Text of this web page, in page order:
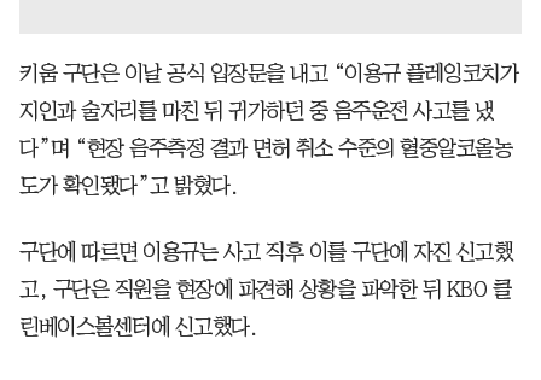
키움 구단은 이날 공식 입장문을 내고 “이용규 플레잉코치가
지인과 술자리를 마친 뒤 귀가하던 중 음주운전 사고를 냈
다”며 “현장 음주측정 결과 면허 취소 수준의 혈중알코올농
도가 확인됐다”고 밝혔다.
구단에 따르면 이용규는 사고 직후 이를 구단에 자진 신고했
고, 구단은 직원을 현장에 파견해 상황을 파악한 뒤 KBO 클
린베이스볼센터에 신고했다.